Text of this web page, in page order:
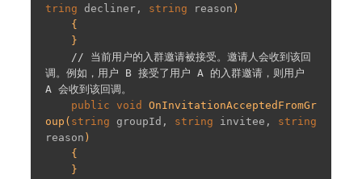
tring decliner, string reason )
{
// 当前用户的入群邀请被接受。邀请人会收到该回
调。例如，用户 B 接受了用户 A 的入群邀请，则用户
A 会收到该回调。
public void
OnInvitationAcceptedFromGr
oup ( string groupId, string invitee, string
reason )
{